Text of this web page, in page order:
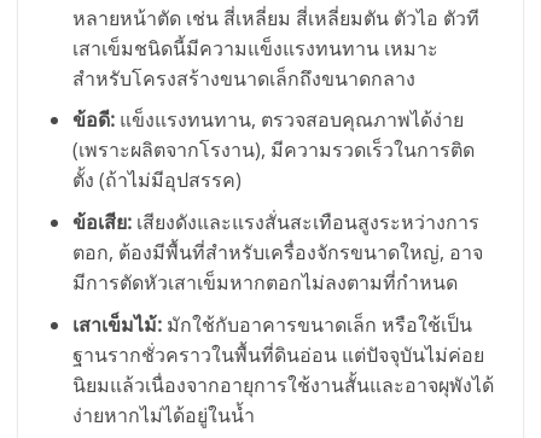
หลายหน้าตัด เช่น สี่เหลี่ยม สี่เหลี่ยมตัน ตัวไอ ตัวที
เสาเข็มชนิดนี้มีความแข็งแรงทนทาน เหมาะ
สำหรับโครงสร้างขนาดเล็กถึงขนาดกลาง
ข้อดี:แข็งแรงทนทาน, ตรวจสอบคุณภาพได้ง่าย
(เพราะผลิตจากโรงาน), มีความรวดเร็วในการติด
ตั้ง (ถ้าไม่มีอุปสรรค)
ข้อเสีย:เสียงดังและแรงสั่นสะเทือนสูงระหว่างการ
ตอก, ต้องมีพื้นที่สำหรับเครื่องจักรขนาดใหญ่, อาจ
มีการตัดหัวเสาเข็มหากตอกไม่ลงตามที่กำหนด
เสาเข็มไม้:มักใช้กับอาคารขนาดเล็ก หรือใช้เป็น
ฐานรากชั่วคราวในพื้นที่ดินอ่อน แต่ปัจจุบันไม่ค่อย
นิยมแล้วเนื่องจากอายุการใช้งานสั้นและอาจผุพังได้
ง่ายหากไม่ได้อยู่ในน้ำ